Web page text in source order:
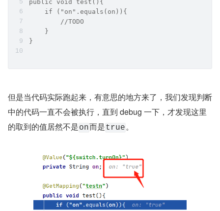
public void test(){
    if ("on".equals(on)){
        //TODO
    }
}
但是当代码实际跑起来，有意思的地方来了，我们发现判断
中的代码一直不会被执行，直到 debug 一下，才发现这里
的取到的值居然不是on而是true。